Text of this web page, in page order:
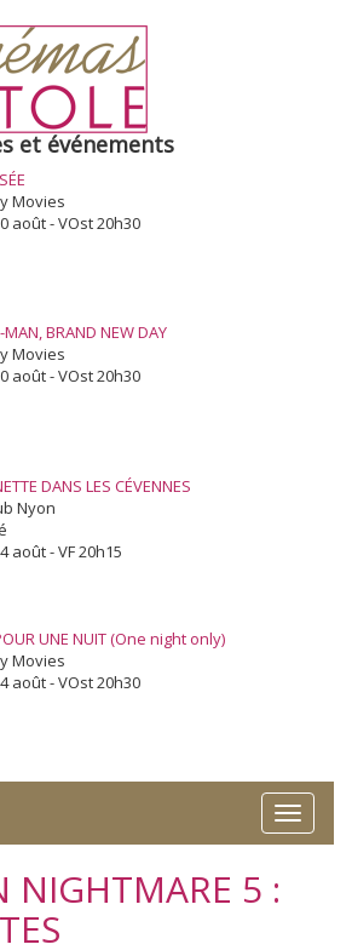
et événements
Movies
août - VOst 20h30
MAN, BRAND NEW DAY
Movies
août - VOst 20h30
DANS LES CÉVENNES
Nyon
août - VF 20h15
UNE NUIT (One night only)
Movies
août - VOst 20h30
Toggle
NIGHTMARE 5 :